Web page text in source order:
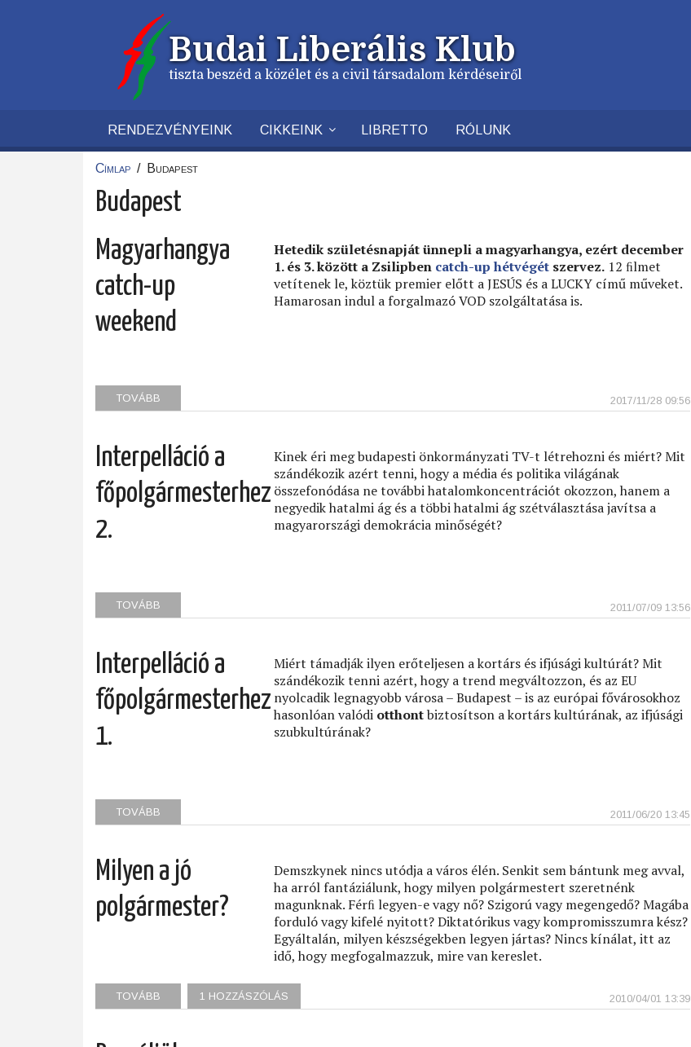
Budai Liberális Klub
tiszta beszéd a közélet és a civil társadalom kérdéseiről
RENDEZVÉNYEINK CIKKEINK LIBRETTO RÓLUNK
Címlap / Budapest
Budapest
Magyarhangya
catch-up
weekend
Hetedik születésnapját ünnepli a magyarhangya, ezért december
1. és 3. között a Zsilipben catch-up hétvégét szervez. 12 ﬁlmet
vetítenek le, köztük premier előtt a JESÚS és a LUCKY című műveket.
Hamarosan indul a forgalmazó VOD szolgáltatása is.
2017/11/28 09:56
TOVÁBB
CATCH-
Interpelláció a
főpolgármesterhez
2.
Kinek éri meg budapesti önkormányzati TV-t létrehozni és miért? Mit
szándékozik azért tenni, hogy a média és politika világának
összefonódása ne további hatalomkoncentrációt okozzon, hanem a
negyedik hatalmi ág és a többi hatalmi ág szétválasztása javítsa a
magyarországi demokrácia minőségét?
2011/07/09 13:56
TOVÁBB
A
Interpelláció a
főpolgármesterhez
1.
Miért támadják ilyen erőteljesen a kortárs és ifjúsági kultúrát? Mit
szándékozik tenni azért, hogy a trend megváltozzon, és az EU
nyolcadik legnagyobb városa – Budapest – is az európai fővárosokhoz
hasonlóan valódi otthontbiztosítson a kortárs kultúrának, az ifjúsági
szubkultúrának?
2011/06/20 13:45
TOVÁBB
A
Milyen a jó
polgármester?
Demszkynek nincs utódja a város élén. Senkit sem bántunk meg avval,
ha arról fantáziálunk, hogy milyen polgármestert szeretnénk
magunknak. Férﬁ legyen-e vagy nő? Szigorú vagy megengedő? Magába
forduló vagy kifelé nyitott? Diktatórikus vagy kompromisszumra kész?
Egyáltalán, milyen készségekben legyen jártas? Nincs kínálat, itt az
idő, hogy megfogalmazzuk, mire van kereslet.
2010/04/01 13:39
TOVÁBB (MILYEN
A
1 HOZZÁSZÓLÁS